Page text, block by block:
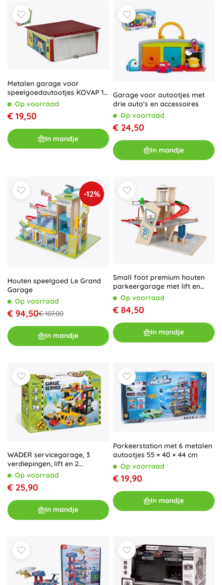
Metalen garage voor
speelgoedautootjes KOVAP 15
× 16 × 13 cm
Op voorraad
€ 19,50
In mandje
Garage voor autootjes met
drie auto's en accessoires
Op voorraad
€ 24,50
In mandje
-12%
Houten speelgoed Le Grand
Garage
Op voorraad
€ 94,50€ 107,00
In mandje
Small foot premium houten
parkeergarage met lift en
wasstraat
Op voorraad
€ 84,50
In mandje
WADER servicegarage, 3
verdiepingen, lift en 2
autootjes
Op voorraad
€ 25,90
In mandje
Parkeerstation met 6 metalen
autootjes 55 × 40 × 44 cm
Op voorraad
€ 19,90
In mandje